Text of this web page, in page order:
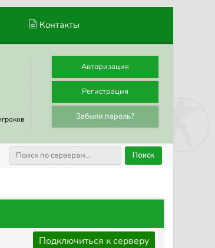
Контакты
Авторизация
Регистрация
Забыли пароль?
Поиск
Подключиться к серверу